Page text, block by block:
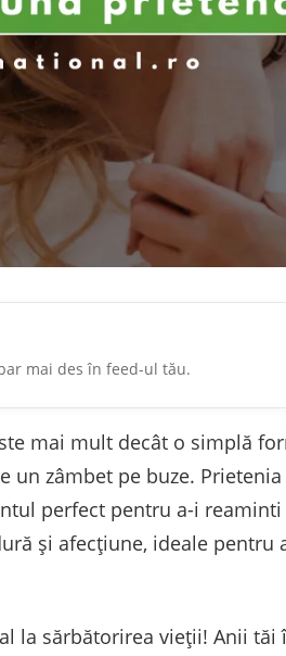
mai des în feed-ul tău.
mai mult decât o simplă
zâmbet pe buze.
perfect pentru a-i
și afecțiune, ideale pentru
la sărbătorirea vieții! Anii